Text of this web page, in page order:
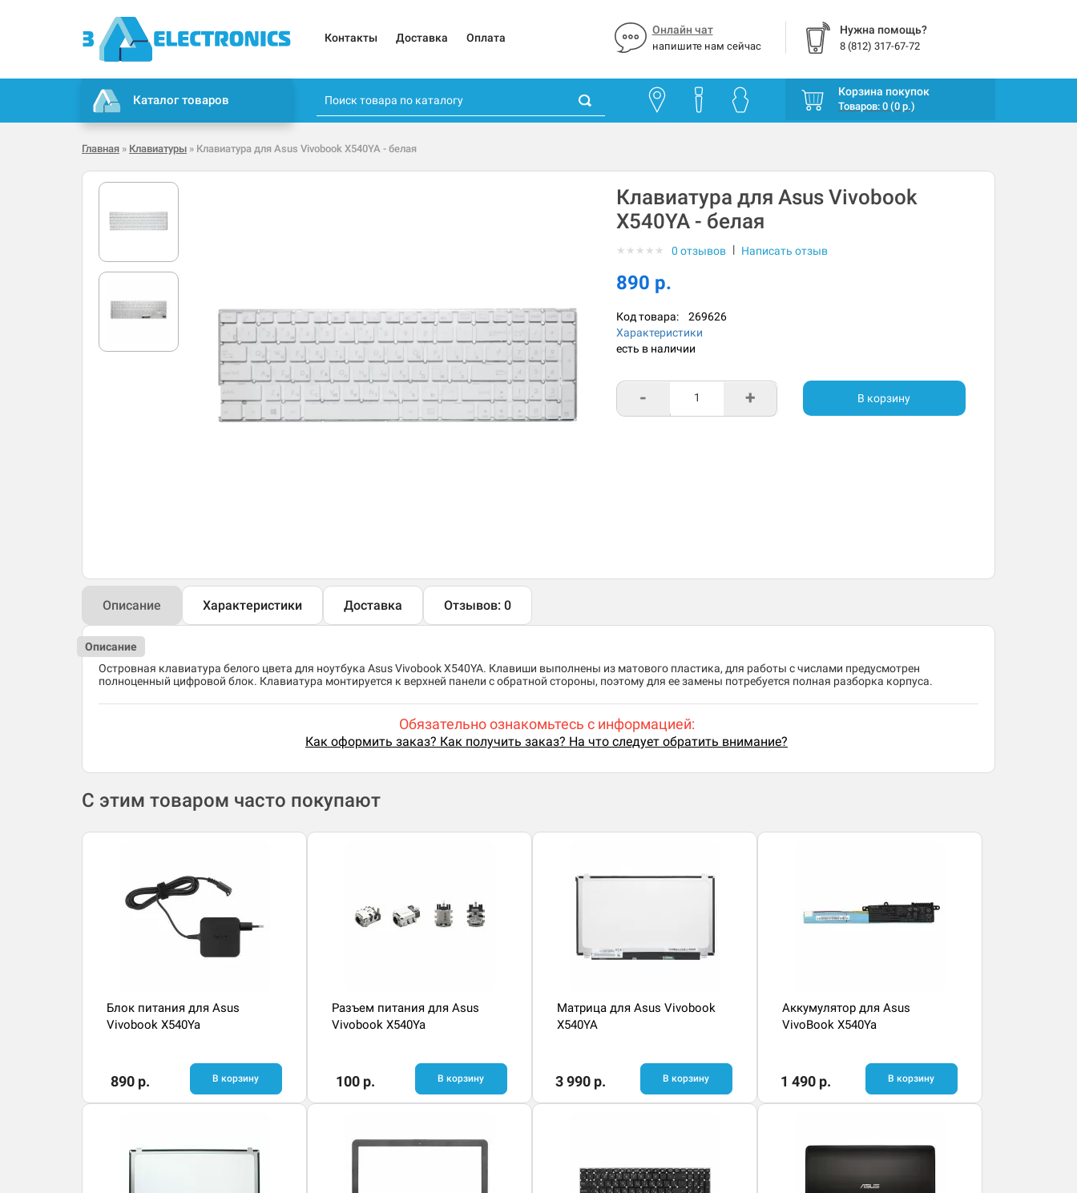
Контакты Доставка Оплата
Онлайн чат
напишите нам сейчас
Нужна помощь?
8 (812) 317-67-72
Каталог товаров
Корзина покупок
Товаров: 0 (0 р.)
Главная » Клавиатуры » Клавиатура для Asus Vivobook X540YA - белая
Клавиатура для Asus Vivobook
X540YA - белая
★ ★ ★ ★ ★ 0 отзывов | Написать отзыв
890 р.
Код товара: 269626
Характеристики
есть в наличии
- + В корзину
Описание Характеристики Доставка Отзывов: 0
Описание
Островная клавиатура белого цвета для ноутбука Asus Vivobook X540YA. Клавиши выполнены из матового пластика, для работы с числами предусмотрен
полноценный цифровой блок. Клавиатура монтируется к верхней панели с обратной стороны, поэтому для ее замены потребуется полная разборка корпуса.
Обязательно ознакомьтесь с информацией:
Как оформить заказ? Как получить заказ? На что следует обратить внимание?
С этим товаром часто покупают
Блок питания для Asus
Vivobook X540Ya
890 р. В корзину
Разъем питания для Asus
Vivobook X540Ya
100 р. В корзину
Матрица для Asus Vivobook
X540YA
3 990 р. В корзину
Аккумулятор для Asus
VivoBook X540Ya
1 490 р. В корзину